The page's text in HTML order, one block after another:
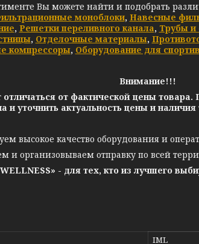
Вы можете найти и подобрать
моноблоки, Навесные
, Решетки переливного канала, Трубы и
, Отделочные материалы,
компрессоры, Оборудование для
Внимание!!!
от фактической цены
и уточнить актуальность цены и
высокое качество оборудования и
и организовываем отправку по всей
- для тех, кто из лучшего
IML